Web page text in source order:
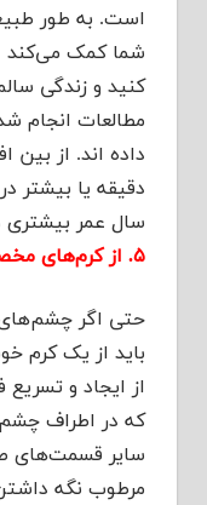
است. به طور
شما کمک می‌کند
کنید و زندگی
مطالعات انجام
سال عمر بیشتری
۵. از کرم‌های مخصوص چشم استفاده نمی‌کنید:
حتی اگر چشم‌های
باید از یک کرم
از ایجاد و
که در اطراف چشم
سایر قسمت‌های
مرطوب نگه